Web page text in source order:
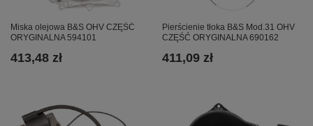
Miska olejowa B&S OHV CZĘŚĆ
ORYGINALNA 594101
413,48 zł
Pierścienie tłoka B&S Mod.31 OHV
CZĘŚĆ ORYGINALNA 690162
411,09 zł